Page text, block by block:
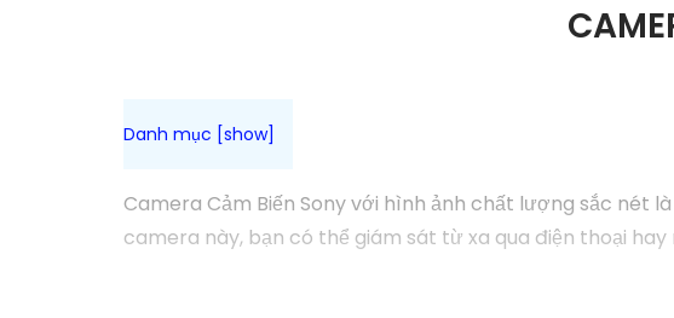
Camera Cảm Biến Sony với hình ảnh chất lượng sắc nét
camera này, bạn có thể giám sát từ xa qua điện thoại